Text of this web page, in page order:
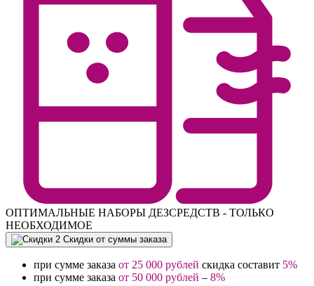
ОПТИМАЛЬНЫЕ НАБОРЫ ДЕЗСРЕДСТВ - ТОЛЬКО
НЕОБХОДИМОЕ
Скидки от суммы заказа
при сумме заказа от 25 000 рублей скидка составит 5%
при сумме заказа от 50 000 рублей – 8%